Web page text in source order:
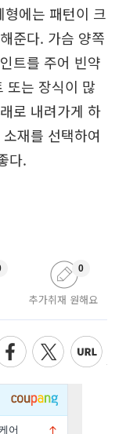
에는 패턴이 크
준다. 가슴 양쪽
트를 주어 빈약
또는 장식이 많
로 내려가게 하
재를 선택하여
다.
추가취재 원해요
0